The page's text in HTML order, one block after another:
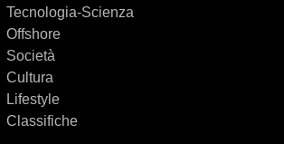
Tecnologia-Scienza
Offshore
Società
Cultura
Lifestyle
Classifiche